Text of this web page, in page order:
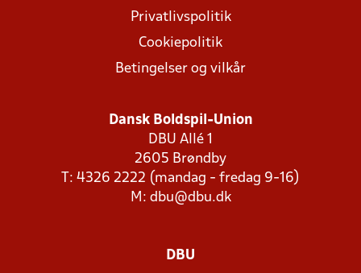
Privatlivspolitik
Cookiepolitik
Betingelser og vilkår
Dansk Boldspil-Union
DBU Allé 1
2605 Brøndby
T: 4326 2222 (mandag - fredag 9-16)
M: dbu@dbu.dk
DBU